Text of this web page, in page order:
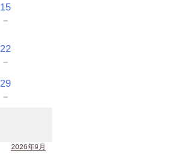
15
－
22
－
29
－
2026年9月